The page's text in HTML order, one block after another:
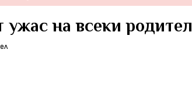
на всеки родител